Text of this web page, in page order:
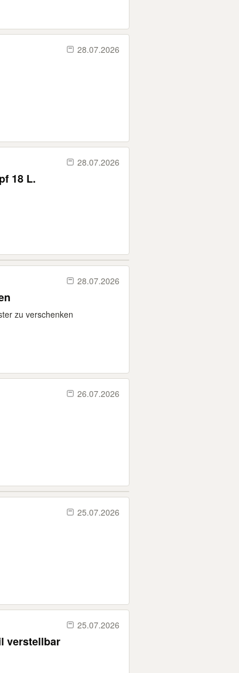
28.07.2026
28.07.2026
18 L.
28.07.2026
zu verschenken
26.07.2026
25.07.2026
25.07.2026
verstellbar